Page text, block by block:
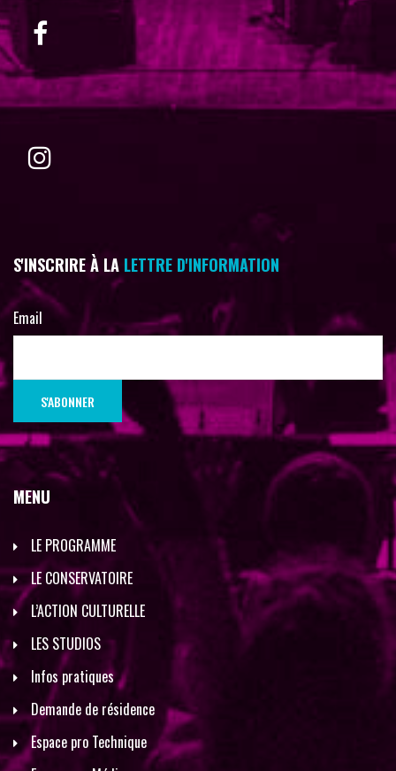
S'INSCRIRE À LA LETTRE D'INFORMATION
Email
MENU
LE PROGRAMME
LE CONSERVATOIRE
L’ACTION CULTURELLE
LES STUDIOS
Infos pratiques
Demande de résidence
Espace pro Technique